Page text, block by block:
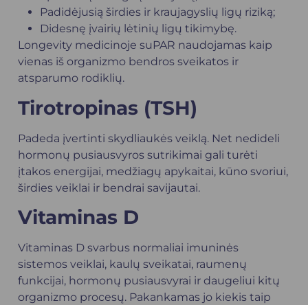
Padidėjusią širdies ir kraujagyslių ligų riziką;
Didesnę įvairių lėtinių ligų tikimybę.
Longevity medicinoje suPAR naudojamas kaip
vienas iš organizmo bendros sveikatos ir
atsparumo rodiklių.
Tirotropinas (TSH)
Padeda įvertinti skydliaukės veiklą. Net nedideli
hormonų pusiausvyros sutrikimai gali turėti
įtakos energijai, medžiagų apykaitai, kūno svoriui,
širdies veiklai ir bendrai savijautai.
Vitaminas D
Vitaminas D svarbus normaliai imuninės
sistemos veiklai, kaulų sveikatai, raumenų
funkcijai, hormonų pusiausvyrai ir daugeliui kitų
organizmo procesų. Pakankamas jo kiekis taip